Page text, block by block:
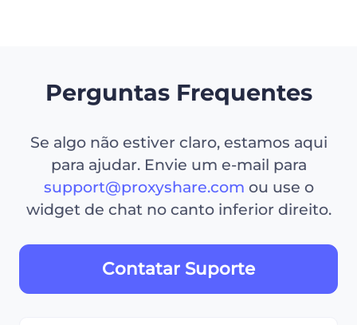
Perguntas Frequentes
Se algo não estiver claro, estamos aqui
para ajudar. Envie um e-mail para
support@proxyshare.com ou use o
widget de chat no canto inferior direito.
Contatar Suporte